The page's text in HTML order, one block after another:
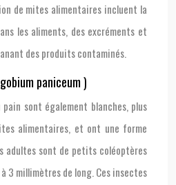
de mites alimentaires incluent la
les aliments, des excréments et
des produits contaminés.
paniceum )
sont également blanches, plus
alimentaires, et ont une forme
adultes sont de petits coléoptères
3 millimètres de long. Ces insectes